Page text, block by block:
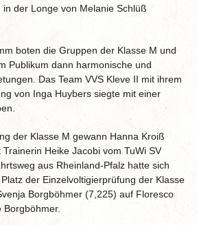
der Longe von Melanie Schlüß
boten die Gruppen der Klasse M und
Publikum dann harmonische und
Das Team VVS Kleve II mit ihrem
von Inga Huybers siegte mit einer
der Klasse M gewann Hanna Kroiß
Heike Jacobi vom TuWi SV
aus Rheinland-Pfalz hatte sich
der Einzelvoltigierprüfung der Klasse
Borgböhmer (7,225) auf Floresco